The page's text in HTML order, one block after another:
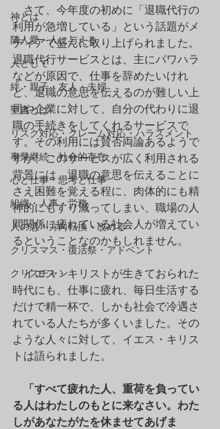
神とは
隣人愛・人に与える
人として
絆・親子・友人・夫婦
聖書とは
リスク対応・クレーム対応・ハラスメント
事業継続・社会的存在
心と仕事・思考と仕事
組織・人事・労務
人の悪・方向転換・改める
クリスマス・復活祭・アドベント
クリスチャン
さて、今年度の初めに「退職代行の
利用が急増している」という話題がメ
ディアで盛んに取り上げられました。
退職代行サービスとは、主にパワハラ
などが原因で、仕事を辞めたいけれ
ど、退職の意思を伝えるのが難しい上
司や企業に対して、自分の代わりに退
職の手続きをしてくれるサービスで
す。その利用には賛否両論あるようで
すが、このサービスが広く利用される
背景には、退職の意思を伝えることに
さえ困難を覚える程に、肉体的にも精
神的にもすり減ってしまい、職場の人
間関係に疲れている社会人が増えてい
るということなのかもしれません。
イエス・キリストが生きておられた
時代にも、仕事に疲れ、毎日生活する
だけで精一杯で、しかも社会で冷遇さ
れている人たちが多くいました。その
ような人々に対して、イエス・キリス
トは語られました。
「すべて疲れた人、重荷を負ってい
る人はわたしのもとに来なさい。わた
しがあなたがたを休ませてあげま